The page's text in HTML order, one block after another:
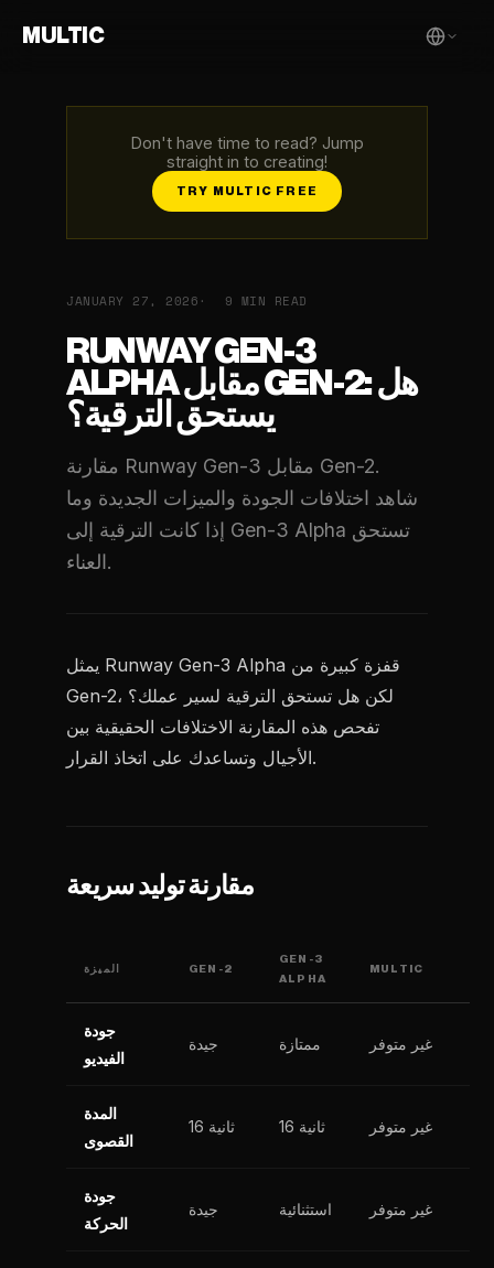
MULTIC
Don't have time to read? Jump
straight in to creating!
TRY MULTIC FREE
JANUARY 27, 2026 9 MIN READ
RUNWAY GEN-3
ALPHA مقابل GEN-2: هل
يستحق الترقية؟
مقارنة Runway Gen-3 مقابل Gen-2.
شاهد اختلافات الجودة والميزات الجديدة وما
إذا كانت الترقية إلى Gen-3 Alpha تستحق
العناء.
يمثل Runway Gen-3 Alpha قفزة كبيرة من
Gen-2، لكن هل تستحق الترقية لسير عملك؟
تفحص هذه المقارنة الاختلافات الحقيقية بين
الأجيال وتساعدك على اتخاذ القرار.
مقارنة توليد سريعة
الميزة GEN-2
GEN-3
ALPHA
MULTIC
جودة
الفيديو
جيدة ممتازة غير متوفر
المدة
القصوى
16 ثانية 16 ثانية غير متوفر
جودة
الحركة
جيدة استثنائية غير متوفر